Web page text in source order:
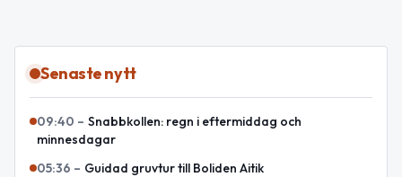
Senaste nytt
09:40 – Snabbkollen: regn i eftermiddag och
minnesdagar
05:36 – Guidad gruvtur till Boliden Aitik